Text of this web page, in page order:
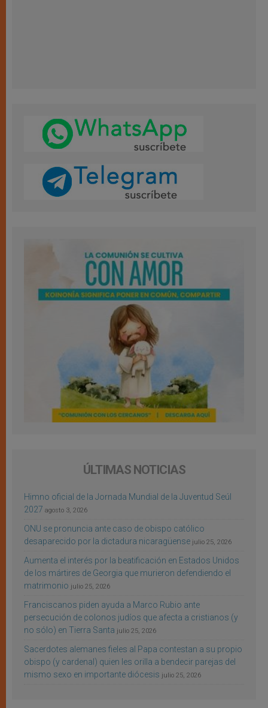
ÚLTIMAS NOTICIAS
Himno oficial de la Jornada Mundial de la Juventud Seúl
2027 agosto 3, 2026
ONU se pronuncia ante caso de obispo católico
desaparecido por la dictadura nicaragüense julio 25, 2026
Aumenta el interés por la beatificación en Estados Unidos
de los mártires de Georgia que murieron defendiendo el
matrimonio julio 25, 2026
Franciscanos piden ayuda a Marco Rubio ante
persecución de colonos judíos que afecta a cristianos (y
no sólo) en Tierra Santa julio 25, 2026
Sacerdotes alemanes fieles al Papa contestan a su propio
obispo (y cardenal) quien les orilla a bendecir parejas del
mismo sexo en importante diócesis julio 25, 2026